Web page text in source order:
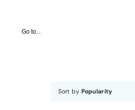
content
Go to...
Sort by Popularity